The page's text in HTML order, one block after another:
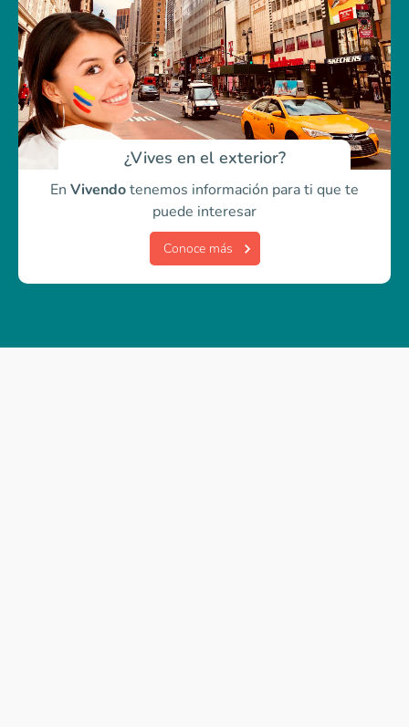
¿Vives en el exterior?
En Vivendotenemos información para ti que te
puede interesar
Conoce más